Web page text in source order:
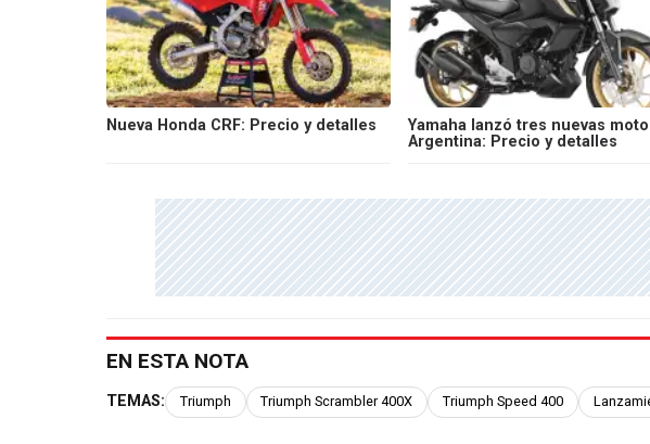
Nueva Honda CRF: Precio y detalles
Yamaha lanzó tres nuevas
Argentina: Precio y detalles
EN ESTA NOTA
TEMAS: Triumph Triumph Scrambler 400X Triumph Speed 400